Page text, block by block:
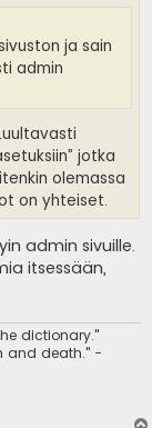
ja sain
admin
jotka
olemassa
on yhteiset.
admin sivuille.
itsessään,
dictionary."
and death." -